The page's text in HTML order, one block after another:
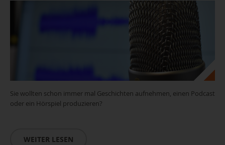
Sie wollten schon immer mal Geschichten aufnehmen, einen Podcast
oder ein Hörspiel produzieren?
WEITER LESEN